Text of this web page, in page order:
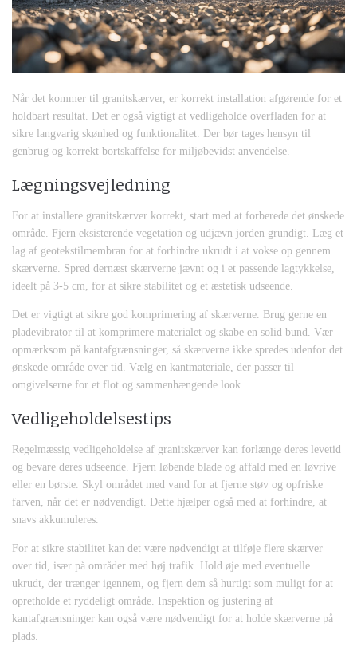
Når det kommer til granitskærver, er korrekt installation afgørende for et
holdbart resultat. Det er også vigtigt at vedligeholde overfladen for at
sikre langvarig skønhed og funktionalitet. Der bør tages hensyn til
genbrug og korrekt bortskaffelse for miljøbevidst anvendelse.
Lægningsvejledning
For at installere granitskærver korrekt, start med at forberede det ønskede
område. Fjern eksisterende vegetation og udjævn jorden grundigt. Læg et
lag af geotekstilmembran for at forhindre ukrudt i at vokse op gennem
skærverne. Spred dernæst skærverne jævnt og i et passende lagtykkelse,
ideelt på 3-5 cm, for at sikre stabilitet og et æstetisk udseende.
Det er vigtigt at sikre god komprimering af skærverne. Brug gerne en
pladevibrator til at komprimere materialet og skabe en solid bund. Vær
opmærksom på kantafgrænsninger, så skærverne ikke spredes udenfor det
ønskede område over tid. Vælg en kantmateriale, der passer til
omgivelserne for et flot og sammenhængende look.
Vedligeholdelsestips
Regelmæssig vedligeholdelse af granitskærver kan forlænge deres levetid
og bevare deres udseende. Fjern løbende blade og affald med en løvrive
eller en børste. Skyl området med vand for at fjerne støv og opfriske
farven, når det er nødvendigt. Dette hjælper også med at forhindre, at
snavs akkumuleres.
For at sikre stabilitet kan det være nødvendigt at tilføje flere skærver
over tid, især på områder med høj trafik. Hold øje med eventuelle
ukrudt, der trænger igennem, og fjern dem så hurtigt som muligt for at
opretholde et ryddeligt område. Inspektion og justering af
kantafgrænsninger kan også være nødvendigt for at holde skærverne på
plads.